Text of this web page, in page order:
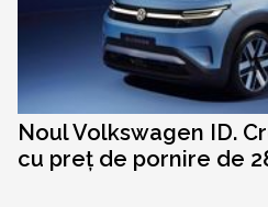
Noul Volkswagen ID.
cu preț de pornire de